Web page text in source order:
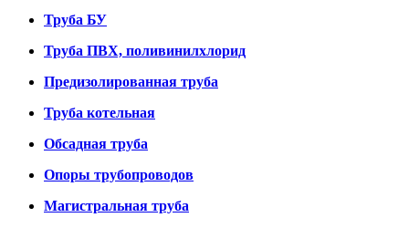
Труба БУ
Труба ПВХ, поливинилхлорид
Предизолированная труба
Труба котельная
Обсадная труба
Опоры трубопроводов
Магистральная труба